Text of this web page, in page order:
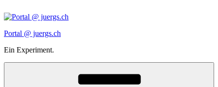
Inhalt
Portal @ juergs.ch
Ein Experiment.